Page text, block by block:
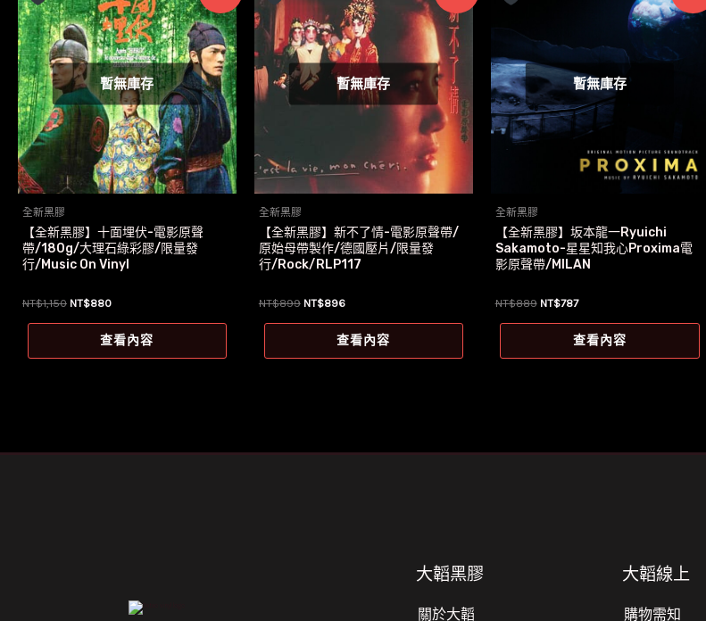
暫無庫存
全新黑膠
【全新黑膠】十面埋伏-電影原聲
帶/180g/大理石綠彩膠/限量發
行/Music On Vinyl
NT$1,150 原
NT$1,150。
NT$880目
價
格：
NT$880。
查看內容
暫無庫存
全新黑膠
【全新黑膠】新不了情-電影原聲帶/
原始母帶製作/德國壓片/限量發
行/Rock/RLP117
NT$899 原
NT$899。
NT$896目
價
格：
NT$896。
查看內容
暫無庫存
全新黑膠
【全新黑膠】坂本龍一Ryuichi
Sakamoto-星星知我心Proxima電
影原聲帶/MILAN
NT$889 原
NT$889。
NT$787目
價
格：
NT$787。
查看內容
大韜黑膠
關於大韜
大韜線上
購物需知